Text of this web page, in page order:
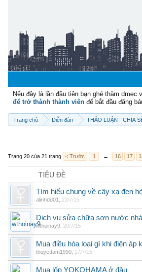
Nếu đây là lần đầu tiên bạn ghé thăm
để trở thành thành viên để bắt đầu đăng
Trang chủ Diễn đàn THẢO LUẬN - CHIA
Trang 20 của 21 trang < Trước 1 ← 16 17
TIÊU ĐỀ
Tìm hiểu chung về cây xạ đen
alinhdd01 23/7/15
Dịch vụ sửa chữa sơn nước
wthoinay9 20/7/15
Mua điều hòa loại gì khi điện áp
thuyettam1990 17/7/15
Mua lốp YOKOHAMA ở đâu